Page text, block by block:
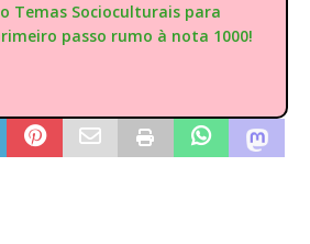
Temas Socioculturais para
passo rumo à nota 1000!